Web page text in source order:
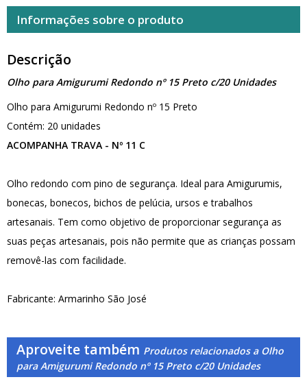
Informações sobre o produto
Descrição
Olho para Amigurumi Redondo nº 15 Preto c/20 Unidades
Olho para Amigurumi Redondo nº 15 Preto
Contém: 20 unidades
ACOMPANHA TRAVA - Nº 11 C
Olho redondo com pino de segurança. Ideal para Amigurumis,
bonecas, bonecos, bichos de pelúcia, ursos e trabalhos
artesanais. Tem como objetivo de proporcionar segurança as
suas peças artesanais, pois não permite que as crianças possam
removê-las com facilidade.
Fabricante: Armarinho São José
Aproveite também Produtos relacionados a Olho
para Amigurumi Redondo nº 15 Preto c/20 Unidades